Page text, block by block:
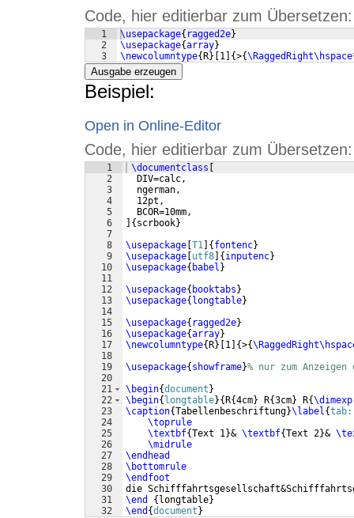
Code, hier editierbar zum Übersetzen:
1
2
3
\usepackage{ ragged2e}
\usepackage{array}
\newcolumntype{ R} 1 {>{\RaggedRight\hspace
Ausgabe erzeugen
Beispiel:
Open in Online-Editor
Code, hier editierbar zum Übersetzen:
1
2
3
4
5
6
7
8
9
10
11
12
13
14
15
16
17
18
19
20
21
22
23
24
25
26
27
28
29
30
31
32
\documentclass
  DIV=calc,
  ngerman,
  12pt,
  BCOR=10mm,
{ scrbook}
\usepackage T1 { fontenc}
\usepackage utf8 { inputenc}
\usepackage{ babel }
\usepackage{ booktabs }
\usepackage{ longtable}
\usepackage{ ragged2e}
\usepackage{array}
\newcolumntype{ R} 1 {>{
\usepackage{ showframe}% nur zum
\begin{document }
\begin{ longtable}{ R{4cm} R{3cm} R{
\caption{Tabellenbeschriftung}\label{tab:
\toprule
\textbf{Text 1}& \textbf{Text 2}&
\midrule
\endhead
\bottomrule
\endfoot
die
\end
{ longtable}
\end {document }